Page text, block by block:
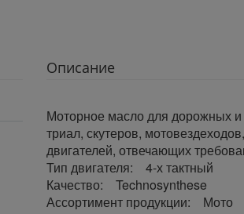
Описание
Моторное масло для дорожных
триал, скутеров,
двигателей, отвечающих
Тип двигателя: 4-х тактный
Качество: Technosynthese
Ассортимент продукции: Мото